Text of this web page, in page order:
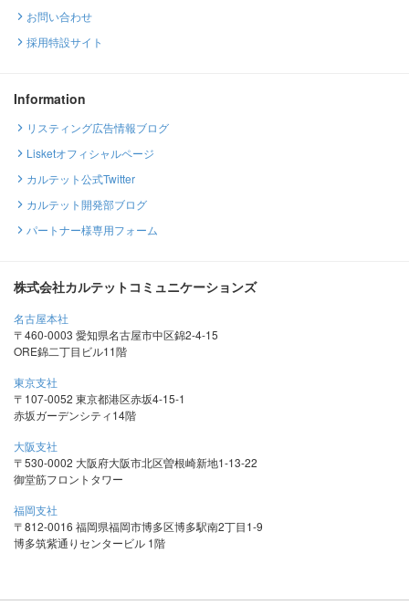
お問い合わせ
採用特設サイト
Information
リスティング広告情報ブログ
Lisketオフィシャルページ
カルテット公式Twitter
カルテット開発部ブログ
パートナー様専用フォーム
株式会社カルテットコミュニケーションズ
名古屋本社
〒460-0003 愛知県名古屋市中区錦2-4-15
ORE錦二丁目ビル11階
東京支社
〒107-0052 東京都港区赤坂4-15-1
赤坂ガーデンシティ14階
大阪支社
〒530-0002 大阪府大阪市北区曽根崎新地1-13-22
御堂筋フロントタワー
福岡支社
〒812-0016 福岡県福岡市博多区博多駅南2丁目1-9
博多筑紫通りセンタービル 1階